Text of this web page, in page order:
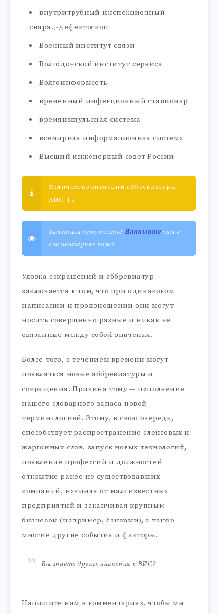
внутритрубный инспекционный
снаряд-дефектоскоп
Военный институт связи
Волгодонской институт сервиса
Волгоинформсеть
временный инфекционный стационар
времяимпульсная система
всемирная информационная система
Высший инженерный совет России
Количество значений аббревиатуры
ВИС: 17.
Заметили неточность? Напишитенам в
комментариях ниже!
Уловка сокращений и аббревиатур
заключается в том, что при одинаковом
написании и произношении они могут
носить совершенно разные и никак не
связанные между собой значения.
Более того, с течением времени могут
появляться новые аббревиатуры и
сокращения. Причина тому — пополнение
нашего словарного запаса новой
терминологией. Этому, в свою очередь,
способствует распространение сленговых и
жаргонных слов, запуск новых технологий,
появление профессий и должностей,
открытие ранее не существовавших
компаний, начиная от малоизвестных
предприятий и заканчивая крупным
бизнесом (например, банками), а также
многие другие события и факторы.
Вы знаете другие значения к ВИС?
Напишите нам в комментариях, чтобы мы